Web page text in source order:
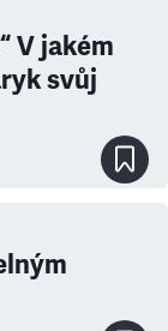
V jakém
svůj